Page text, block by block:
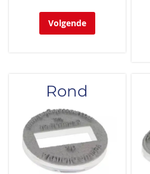
Volgende
Rond